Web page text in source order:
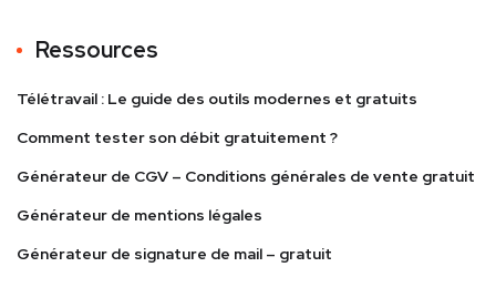
Ressources
Télétravail : Le guide des outils modernes et gratuits
Comment tester son débit gratuitement ?
Générateur de CGV – Conditions générales de vente gratuit
Générateur de mentions légales
Générateur de signature de mail – gratuit